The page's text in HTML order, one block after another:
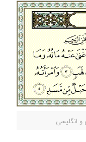
انگلیسی